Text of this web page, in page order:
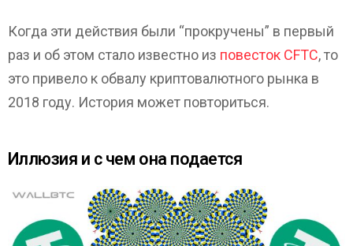
Когда эти действия были “прокручены” в первый
раз и об этом стало известно из повесток CFTC, то
это привело к обвалу криптовалютного рынка в
2018 году. История может повториться.
Иллюзия и с чем она подается